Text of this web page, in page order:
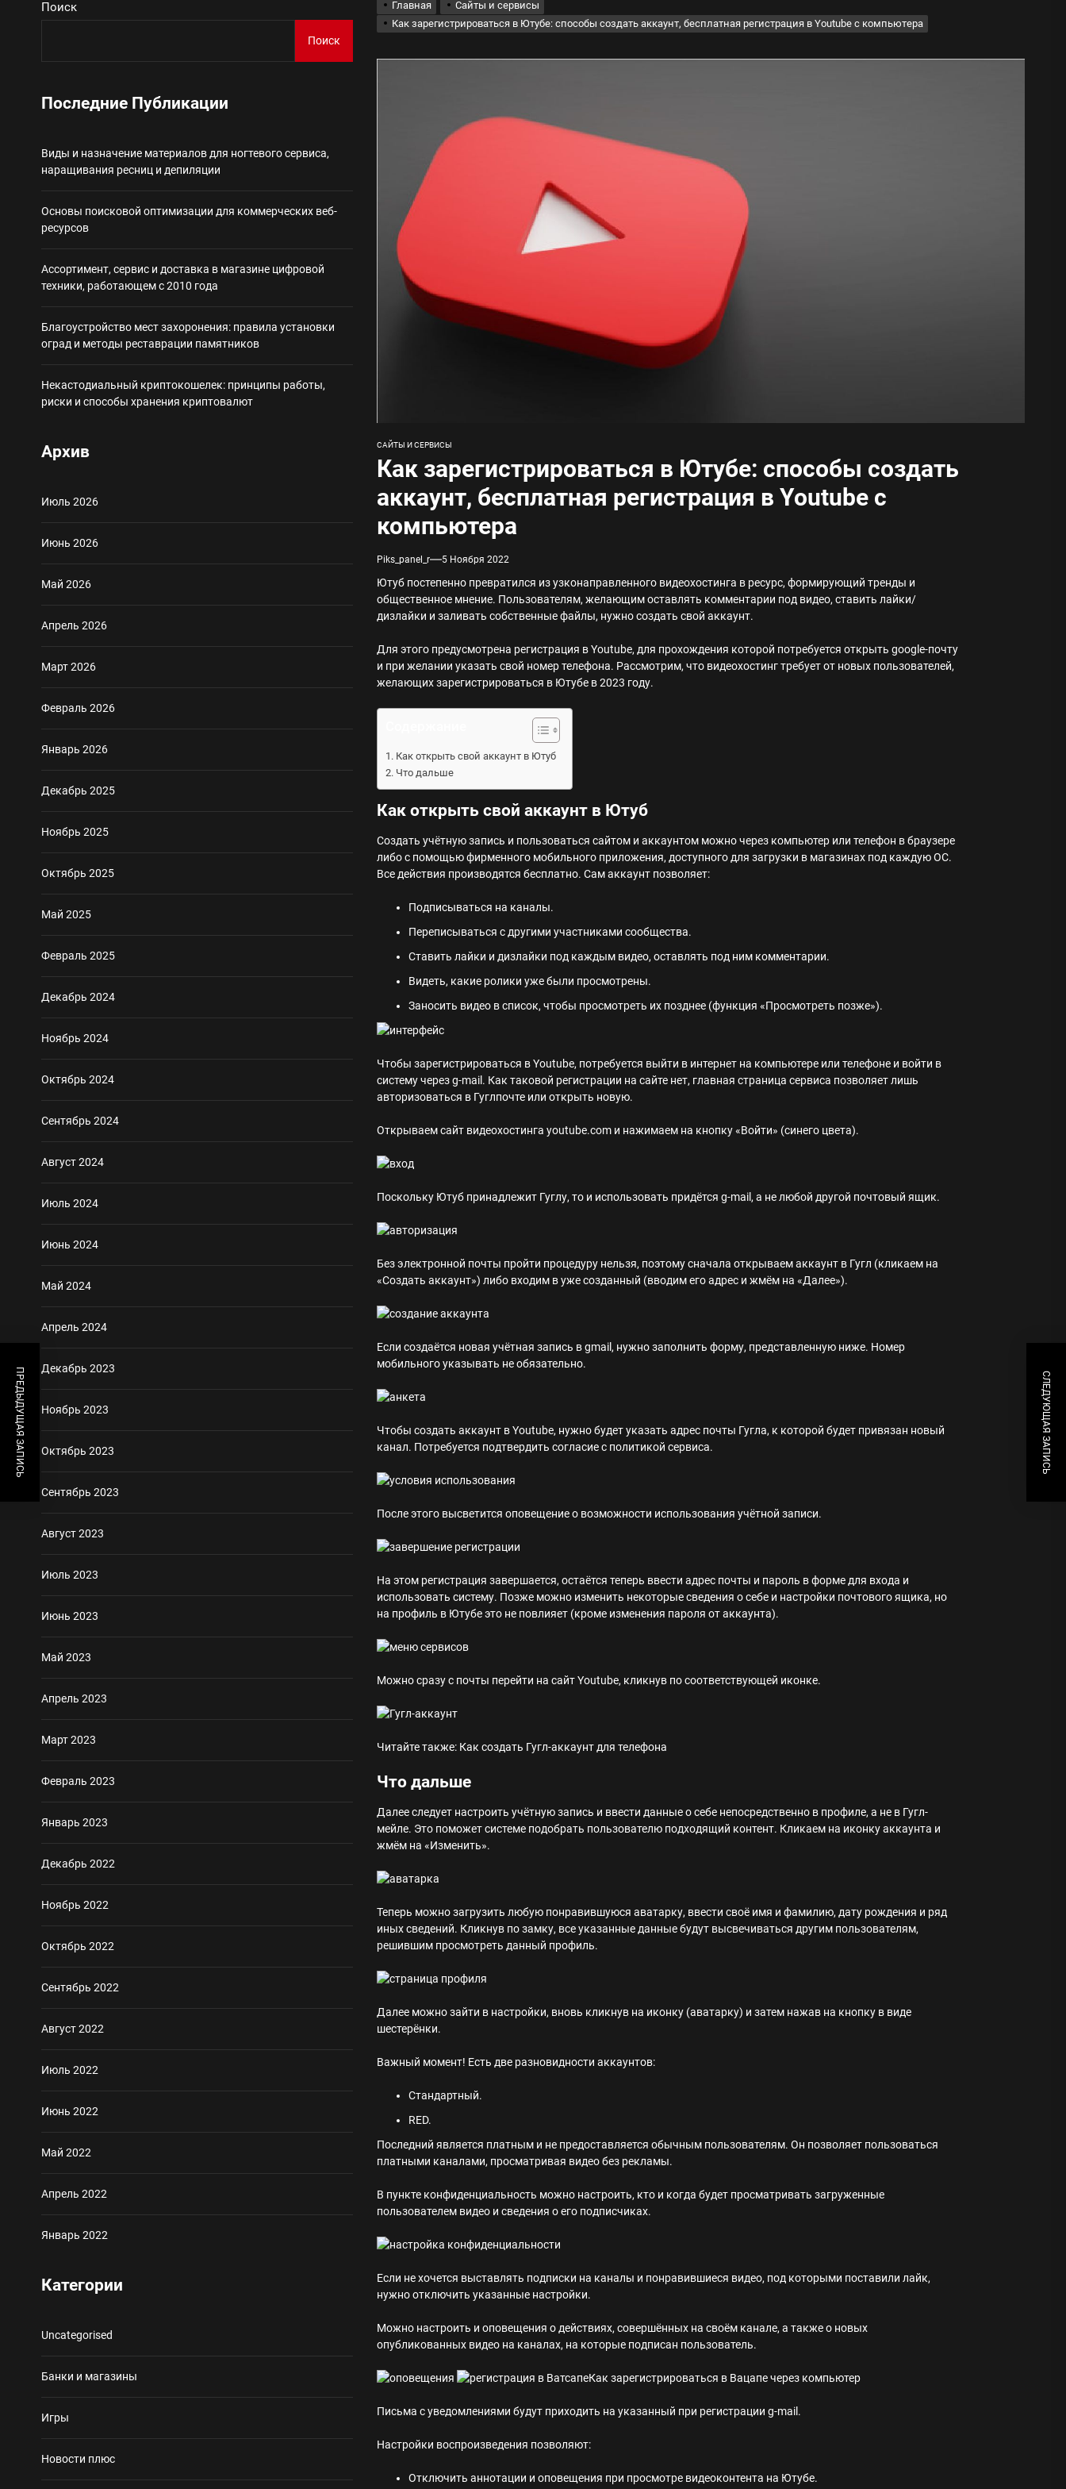
Виды и назначение материалов для ногтевого сервиса, наращивания ресниц и депиляции
Ассортимент, сервис и доставка в магазине цифровой техники, работающем с 2010 года
Благоустройство мест захоронения: правила установки оград и методы реставрации памятников
Некастодиальный криптокошелек: принципы работы, риски и способы хранения криптовалют
Главная
Сайты и сервисы
Как зарегистрироваться в Ютубе: способы создать аккаунт, бесплатная регистрация в Youtube с компьютера
САЙТЫ И СЕРВИСЫ
Как зарегистрироваться в Ютубе: способы создать
аккаунт, бесплатная регистрация в Youtube с
компьютера
Piks_panel_r 5 Ноября 2022
Ютуб постепенно превратился из узконаправленного видеохостинга в ресурс, формирующий тренды и
общественное мнение. Пользователям, желающим оставлять комментарии под видео, ставить лайки/
дизлайки и заливать собственные файлы, нужно создать свой аккаунт.
Для этого предусмотрена регистрация в Youtube, для прохождения которой потребуется открыть google-почту
и при желании указать свой номер телефона. Рассмотрим, что видеохостинг требует от новых пользователей,
желающих зарегистрироваться в Ютубе в 2023 году.
Как открыть свой аккаунт в Ютуб
Что дальше
Как открыть свой аккаунт в Ютуб
Создать учётную запись и пользоваться сайтом и аккаунтом можно через компьютер или телефон в браузере
либо с помощью фирменного мобильного приложения, доступного для загрузки в магазинах под каждую ОС.
Все действия производятся бесплатно. Сам аккаунт позволяет:
Подписываться на каналы.
Переписываться с другими участниками сообщества.
Ставить лайки и дизлайки под каждым видео, оставлять под ним комментарии.
Видеть, какие ролики уже были просмотрены.
Заносить видео в список, чтобы просмотреть их позднее (функция «Просмотреть позже»).
Чтобы зарегистрироваться в Youtube, потребуется выйти в интернет на компьютере или телефоне и войти в
систему через g-mail. Как таковой регистрации на сайте нет, главная страница сервиса позволяет лишь
авторизоваться в Гуглпочте или открыть новую.
Открываем сайт видеохостинга youtube.com и нажимаем на кнопку «Войти» (синего цвета).
Поскольку Ютуб принадлежит Гуглу, то и использовать придётся g-mail, а не любой другой почтовый ящик.
Без электронной почты пройти процедуру нельзя, поэтому сначала открываем аккаунт в Гугл (кликаем на
«Создать аккаунт») либо входим в уже созданный (вводим его адрес и жмём на «Далее»).
Если создаётся новая учётная запись в gmail, нужно заполнить форму, представленную ниже. Номер
мобильного указывать не обязательно.
Чтобы создать аккаунт в Youtube, нужно будет указать адрес почты Гугла, к которой будет привязан новый
канал. Потребуется подтвердить согласие с политикой сервиса.
После этого высветится оповещение о возможности использования учётной записи.
На этом регистрация завершается, остаётся теперь ввести адрес почты и пароль в форме для входа и
использовать систему. Позже можно изменить некоторые сведения о себе и настройки почтового ящика, но
на профиль в Ютубе это не повлияет (кроме изменения пароля от аккаунта).
Можно сразу с почты перейти на сайт Youtube, кликнув по соответствующей иконке.
Читайте также: Как создать Гугл-аккаунт для телефона
Что дальше
Далее следует настроить учётную запись и ввести данные о себе непосредственно в профиле, а не в Гугл-
мейле. Это поможет системе подобрать пользователю подходящий контент. Кликаем на иконку аккаунта и
жмём на «Изменить».
Теперь можно загрузить любую понравившуюся аватарку, ввести своё имя и фамилию, дату рождения и ряд
иных сведений. Кликнув по замку, все указанные данные будут высвечиваться другим пользователям,
решившим просмотреть данный профиль.
Далее можно зайти в настройки, вновь кликнув на иконку (аватарку) и затем нажав на кнопку в виде
шестерёнки.
Важный момент! Есть две разновидности аккаунтов:
Стандартный.
RED.
Последний является платным и не предоставляется обычным пользователям. Он позволяет пользоваться
платными каналами, просматривая видео без рекламы.
В пункте конфиденциальность можно настроить, кто и когда будет просматривать загруженные
пользователем видео и сведения о его подписчиках.
Если не хочется выставлять подписки на каналы и понравившиеся видео, под которыми поставили лайк,
нужно отключить указанные настройки.
Можно настроить и оповещения о действиях, совершённых на своём канале, а также о новых
опубликованных видео на каналах, на которые подписан пользователь.
Как зарегистрироваться в Вацапе через компьютер
Письма с уведомлениями будут приходить на указанный при регистрации g-mail.
Настройки воспроизведения позволяют:
Отключить аннотации и оповещения при просмотре видеоконтента на Ютубе.
ПРЕДЫДУЩАЯ ЗАПИСЬ СЛЕДУЮЩАЯ ЗАПИСЬ
Поиск
Поиск
Последние Публикации
Виды и назначение материалов для ногтевого сервиса,
наращивания ресниц и депиляции
Основы поисковой оптимизации для коммерческих веб-
ресурсов
Ассортимент, сервис и доставка в магазине цифровой
техники, работающем с 2010 года
Благоустройство мест захоронения: правила установки
оград и методы реставрации памятников
Некастодиальный криптокошелек: принципы работы,
риски и способы хранения криптовалют
Архив
Июль 2026
Июнь 2026
Май 2026
Апрель 2026
Март 2026
Февраль 2026
Январь 2026
Декабрь 2025
Ноябрь 2025
Октябрь 2025
Май 2025
Февраль 2025
Декабрь 2024
Ноябрь 2024
Октябрь 2024
Сентябрь 2024
Август 2024
Июль 2024
Июнь 2024
Май 2024
Апрель 2024
Декабрь 2023
Ноябрь 2023
Октябрь 2023
Сентябрь 2023
Август 2023
Июль 2023
Июнь 2023
Май 2023
Апрель 2023
Март 2023
Февраль 2023
Январь 2023
Декабрь 2022
Ноябрь 2022
Октябрь 2022
Сентябрь 2022
Август 2022
Июль 2022
Июнь 2022
Май 2022
Апрель 2022
Январь 2022
Категории
Uncategorised
Банки и магазины
Игры
Новости плюс